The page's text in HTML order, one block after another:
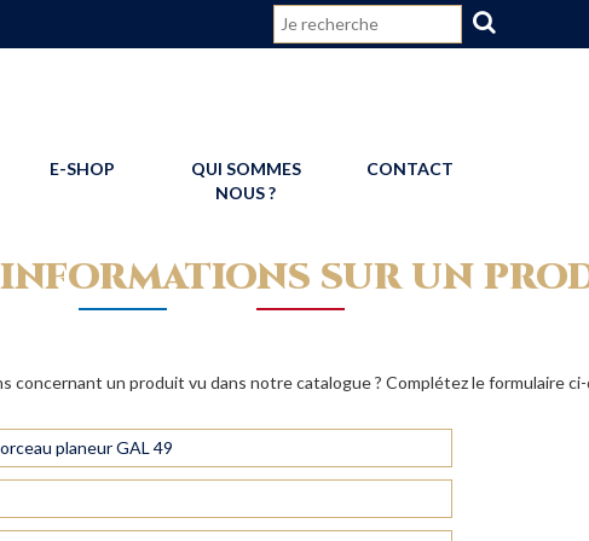
E-SHOP
QUI SOMMES
NOUS ?
CONTACT
SUR UN
concernant un produit vu dans notre catalogue ? Complétez le formulaire